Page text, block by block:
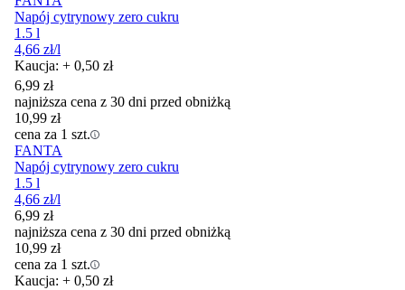
Napój cytrynowy zero cukru
1.5 l
4,66 zł/l
Kaucja: + 0,50 zł
6,99 zł
najniższa cena z 30 dni przed obniżką
10,99 zł
cena za 1 szt.
FANTA
Napój cytrynowy zero cukru
1.5 l
4,66 zł/l
6,99 zł
najniższa cena z 30 dni przed obniżką
10,99 zł
cena za 1 szt.
Kaucja: + 0,50 zł